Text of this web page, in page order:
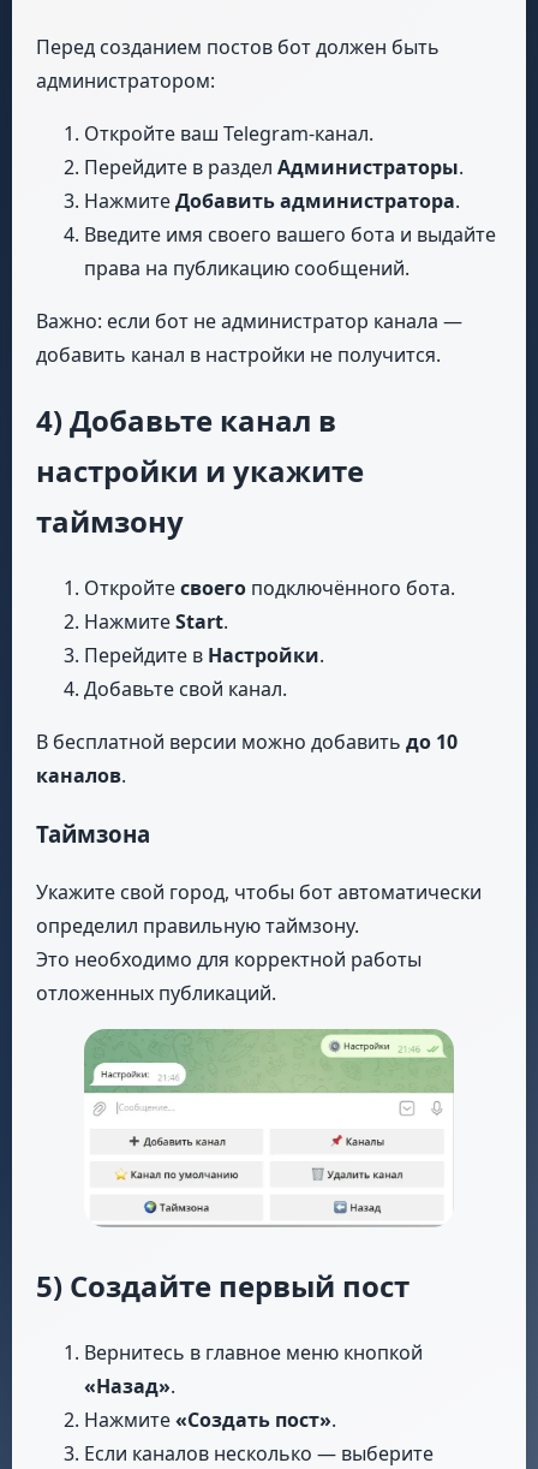
Перед созданием постов бот должен быть
администратором:
Откройте ваш Telegram-канал.
Перейдите в раздел Администраторы.
НажмитеДобавить администратора.
Введите имя своего вашего бота и выдайте
права на публикацию сообщений.
Важно: если бот не администратор канала —
добавить канал в настройки не получится.
4) Добавьте канал в
настройки и укажите
таймзону
Откройтесвоего подключённого бота.
НажмитеStart.
Перейдите в Настройки.
Добавьте свой канал.
В бесплатной версии можно добавить до 10
каналов.
Таймзона
Укажите свой город, чтобы бот автоматически
определил правильную таймзону.
Это необходимо для корректной работы
отложенных публикаций.
5) Создайте первый пост
Вернитесь в главное меню кнопкой
«Назад».
Нажмите«Создать пост».
Если каналов несколько — выберите